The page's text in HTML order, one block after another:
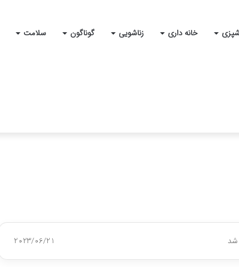
خانه داری زناشویی گوناگون سلامت
شد 2023/06/21